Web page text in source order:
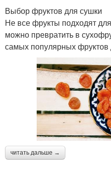
Выбор фруктов для сушки
Не все фрукты подходят
можно превратить в
самых популярных фруктов
читать дальше →